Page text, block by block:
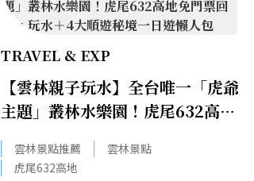
TRAVEL & EXP
【雲林親子玩水】全台唯一「虎爺
主題」叢林水樂園！虎尾632高地
免門票回歸，玩水＋4大順遊秘境
一日遊懶人包
雲林景點推薦
雲林景點
虎尾632高地